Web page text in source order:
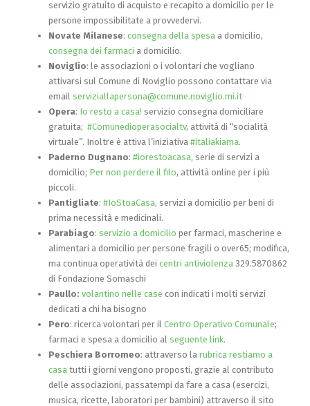
servizio gratuito di acquisto e recapito a domicilio per le
persone impossibilitate a provvedervi.
Novate Milanese: consegna della spesa a domicilio,
consegna dei farmaci a domicilio.
Noviglio: le associazioni o i volontari che vogliano
attivarsi sul Comune di Noviglio possono contattare via
email serviziallapersona@comune.noviglio.mi.it
Opera: Io resto a casa! servizio consegna domiciliare
gratuita; #Comunedioperasocialtv, attività di “socialità
virtuale”. Inoltre è attiva l’iniziativa #italiakiama.
Paderno Dugnano: #iorestoacasa, serie di servizi a
domicilio; Per non perdere il filo, attività online per i più
piccoli.
Pantigliate: #IoStoaCasa, servizi a domicilio per beni di
prima necessità e medicinali.
Parabiago: servizio a domicilio per farmaci, mascherine e
alimentari a domicilio per persone fragili o over65; modifica,
ma continua operatività dei centri antiviolenza 329.5870862
di Fondazione Somaschi
Paullo: volantino nelle case con indicati i molti servizi
dedicati a chi ha bisogno
Pero: ricerca volontari per il Centro Operativo Comunale;
farmaci e spesa a domicilio al seguente link.
Peschiera Borromeo: attraverso la rubrica restiamo a
casa tutti i giorni vengono proposti, grazie al contributo
delle associazioni, passatempi da fare a casa (esercizi,
musica, ricette, laboratori per bambini) attraverso il sito